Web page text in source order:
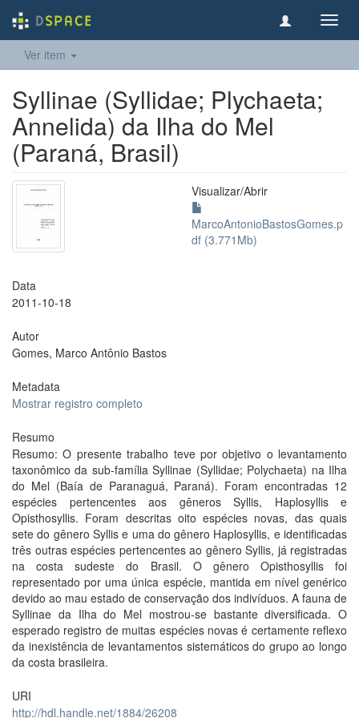
Ver item
Syllinae (Syllidae; Plychaeta;
Annelida) da Ilha do Mel
(Paraná, Brasil)
Visualizar/Abrir
MarcoAntonioBastosGomes.p
df (3.771Mb)
Data
2011-10-18
Autor
Gomes, Marco Antônio Bastos
Metadata
Mostrar registro completo
Resumo
Resumo: O presente trabalho teve por objetivo o levantamento
taxonômico da sub-família Syllinae (Syllidae; Polychaeta) na Ilha
do Mel (Baía de Paranaguá, Paraná). Foram encontradas 12
espécies pertencentes aos gêneros Syllis, Haplosyllis e
Opisthosyllis. Foram descritas oito espécies novas, das quais
sete do gênero Syllis e uma do gênero Haplosyllis, e identificadas
três outras espécies pertencentes ao gênero Syllis, já registradas
na costa sudeste do Brasil. O gênero Opisthosyllis foi
representado por uma única espécie, mantida em nível genérico
devido ao mau estado de conservação dos indivíduos. A fauna de
Syllinae da Ilha do Mel mostrou-se bastante diversificada. O
esperado registro de muitas espécies novas é certamente reflexo
da inexistência de levantamentos sistemáticos do grupo ao longo
da costa brasileira.
URI
http://hdl.handle.net/1884/26208